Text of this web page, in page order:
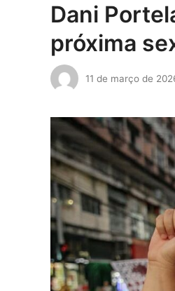
Dani
próxima
11 de março de